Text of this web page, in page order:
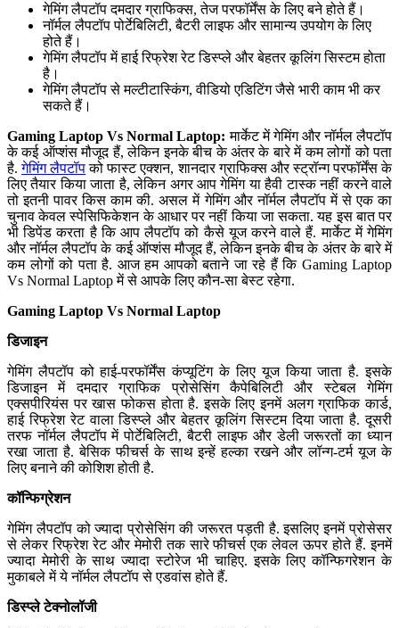
गेमिंग लैपटॉप दमदार ग्राफिक्स, तेज परफॉर्मेंस के लिए बने होते हैं।
नॉर्मल लैपटॉप पोर्टेबिलिटी, बैटरी लाइफ और सामान्य उपयोग के लिए
होते हैं।
गेमिंग लैपटॉप में हाई रिफ्रेश रेट डिस्प्ले और बेहतर कूलिंग सिस्टम होता
है।
गेमिंग लैपटॉप से मल्टीटास्किंग, वीडियो एडिटिंग जैसे भारी काम भी कर
सकते हैं।
Gaming Laptop Vs Normal Laptop: मार्केट में गेमिंग और नॉर्मल लैपटॉप
के कई ऑप्शंस मौजूद हैं, लेकिन इनके बीच के अंतर के बारे में कम लोगों को पता
है.गेमिंग लैपटॉपको फास्ट एक्शन, शानदार ग्राफिक्स और स्ट्रॉन्ग परफॉर्मेंस के
लिए तैयार किया जाता है, लेकिन अगर आप गेमिंग या हैवी टास्क नहीं करने वाले
तो इतनी पावर किस काम की. असल में गेमिंग और नॉर्मल लैपटॉप में से एक का
चुनाव केवल स्पेसिफिकेशन के आधार पर नहीं किया जा सकता. यह इस बात पर
भी डिपेंड करता है कि आप लैपटॉप को कैसे यूज करने वाले हैं. मार्केट में गेमिंग
और नॉर्मल लैपटॉप के कई ऑप्शंस मौजूद हैं, लेकिन इनके बीच के अंतर के बारे में
कम लोगों को पता है. आज हम आपको बताने जा रहे हैं कि Gaming Laptop
Vs Normal Laptop में से आपके लिए कौन-सा बेस्ट रहेगा.
Gaming Laptop Vs Normal Laptop
डिजाइन
गेमिंग लैपटॉप को हाई-परफॉर्मेंस कंप्यूटिंग के लिए यूज किया जाता है. इसके
डिजाइन में दमदार ग्राफिक प्रोसेसिंग कैपेबिलिटी और स्टेबल गेमिंग
एक्सपीरियंस पर खास फोकस होता है. इसके लिए इनमें अलग ग्राफिक कार्ड,
हाई रिफ्रेश रेट वाला डिस्प्ले और बेहतर कूलिंग सिस्टम दिया जाता है. दूसरी
तरफ नॉर्मल लैपटॉप में पोर्टेबिलिटी, बैटरी लाइफ और डेली जरूरतों का ध्यान
रखा जाता है. बेसिक फीचर्स के साथ इन्हें हल्का रखने और लॉन्ग-टर्म यूज के
लिए बनाने की कोशिश होती है.
कॉन्फिग्रेशन
गेमिंग लैपटॉप को ज्यादा प्रोसेसिंग की जरूरत पड़ती है. इसलिए इनमें प्रोसेसर
से लेकर रिफ्रेश रेट और मेमोरी तक सारे फीचर्स एक लेवल ऊपर होते हैं. इनमें
ज्यादा मेमोरी के साथ ज्यादा स्टोरेज भी चाहिए. इसके लिए कॉन्फिगरेशन के
मुकाबले में ये नॉर्मल लैपटॉप से एडवांस होते हैं.
डिस्प्ले टेक्नोलॉजी